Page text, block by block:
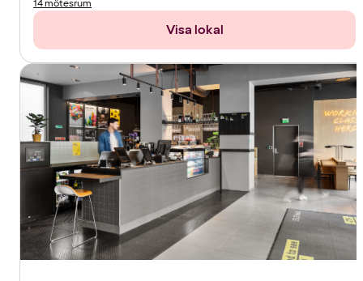
14 mötesrum
Visa lokal